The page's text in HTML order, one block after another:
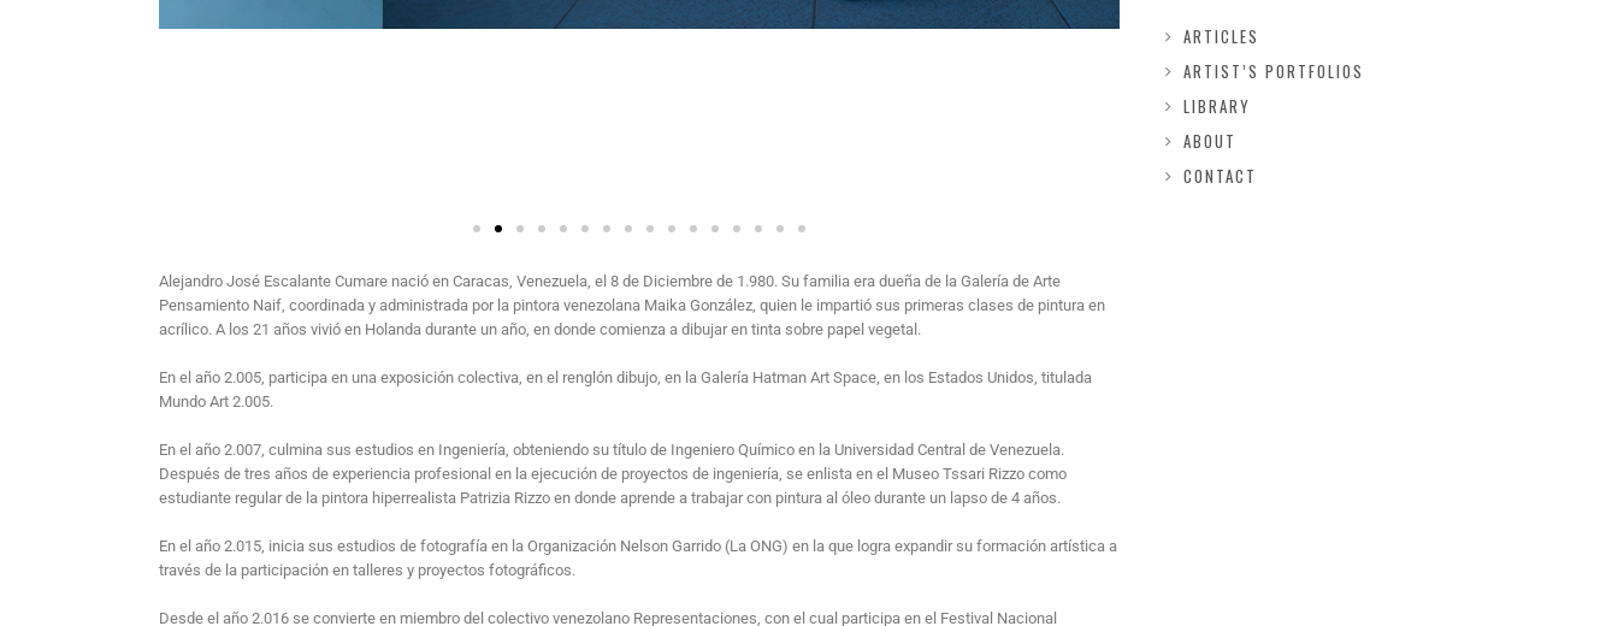
Alejandro José Escalante Cumare nació en Caracas, Venezuela, el 8 de Diciembre de 1.980. Su familia era dueña de la Galería de Arte
Pensamiento Naif, coordinada y administrada por la pintora venezolana Maika González, quien le impartió sus primeras clases de pintura en
acrílico. A los 21 años vivió en Holanda durante un año, en donde comienza a dibujar en tinta sobre papel vegetal.
En el año 2.005, participa en una exposición colectiva, en el renglón dibujo, en la Galería Hatman Art Space, en los Estados Unidos, titulada
Mundo Art 2.005.
En el año 2.007, culmina sus estudios en Ingeniería, obteniendo su título de Ingeniero Químico en la Universidad Central de Venezuela.
Después de tres años de experiencia profesional en la ejecución de proyectos de ingeniería, se enlista en el Museo Tssari Rizzo como
estudiante regular de la pintora hiperrealista Patrizia Rizzo en donde aprende a trabajar con pintura al óleo durante un lapso de 4 años.
En el año 2.015, inicia sus estudios de fotografía en la Organización Nelson Garrido (La ONG) en la que logra expandir su formación artística a
través de la participación en talleres y proyectos fotográficos.
Desde el año 2.016 se convierte en miembro del colectivo venezolano Representaciones, con el cual participa en el Festival Nacional
ARTICLES
ARTIST’S PORTFOLIOS
LIBRARY
ABOUT
CONTACT